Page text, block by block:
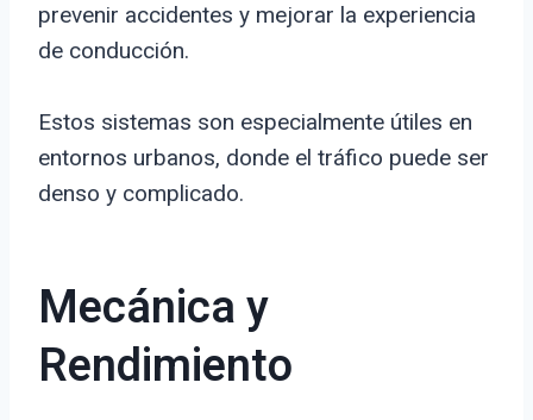
prevenir accidentes y mejorar la experiencia
de conducción.
Estos sistemas son especialmente útiles en
entornos urbanos, donde el tráfico puede ser
denso y complicado.
Mecánica y
Rendimiento